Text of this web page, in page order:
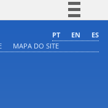
Comunica BR
PT EN
ES
MAPA DO SITE